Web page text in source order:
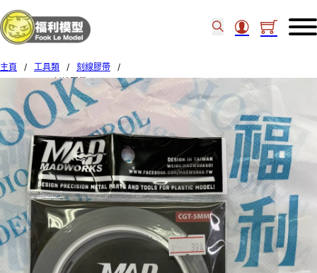
主頁 / 工具類 / 刻線膠帶
/
MADWORKS 刻線膠帶 CARVING GUIDE TAPES (5mm) CGT-5MM